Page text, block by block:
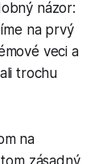
názor:
na prvý
veci a
trochu
na
zásadný